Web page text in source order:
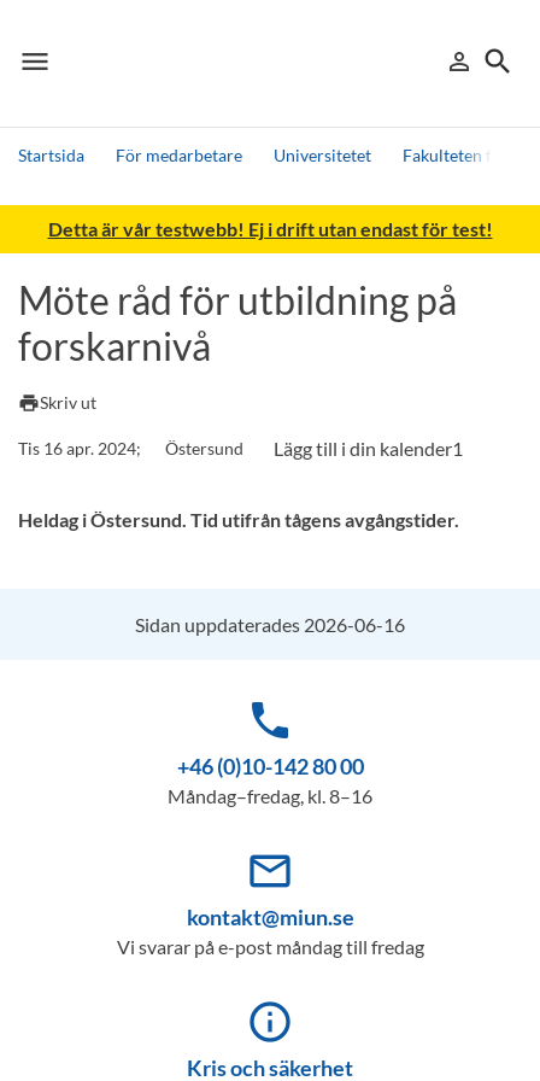
menu
Meny person_outline
Logga in
search
Sök
Startsida För medarbetare Universitetet Fakulteten för
Sök
Andra söktjänster
Detta är vår testwebb! Ej i drift utan endast för test!
Möte råd för utbildning på
forskarnivå
printSkriv ut
Tis 16 apr. 2024; Östersund
Heldag i Östersund. Tid utifrån tågens avgångstider.
Sidan uppdaterades 2026-06-16
phone
+46 (0)10-142 80 00
Måndag–fredag, kl. 8–16
mail_outline
kontakt@miun.se
Vi svarar på e-post måndag till fredag
info_outline
Kris och säkerhet